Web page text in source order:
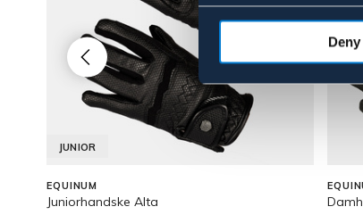
Deny
JUNIOR
EQUINUM
Juniorhandske Alta